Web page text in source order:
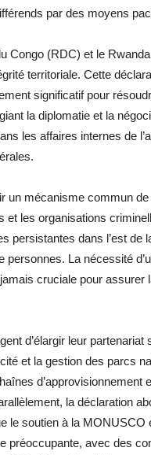
par des moyens
Congo (RDC) et le
territoriale. Cette
significatif pour
la diplomatie et la
les affaires internes de
un mécanisme commun
et les organisations
persistantes dans l’est de
personnes. La nécessité
cruciale pour assurer
d’élargir leur partenariat
et la gestion des parcs
d’approvisionnement
la déclaration
le soutien à la MONUSCO
préoccupante, avec des